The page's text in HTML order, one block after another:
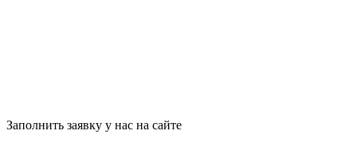
Заполнить заявку у нас на сайте